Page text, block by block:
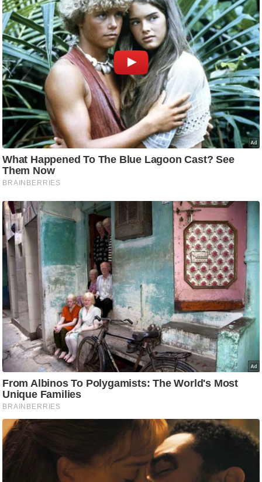
वु
ड
फि
ल्म
स
मी
क्षा
B
r
e
a
k
n
g
N
e
w
s
ला
इ
फ
स्टा
इ
ल
टे
लॉ
जी